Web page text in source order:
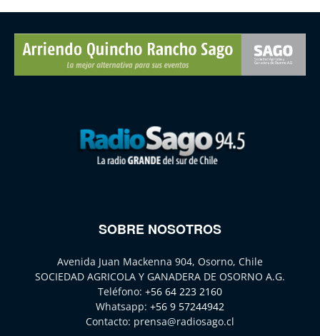
SOBRE NOSOTROS
Avenida Juan Mackenna 904, Osorno, Chile
SOCIEDAD AGRICOLA Y GANADERA DE OSORNO A.G.
Teléfono: +56 64 223 2160
Whatsapp: +56 9 57244942
Contacto: prensa@radiosago.cl